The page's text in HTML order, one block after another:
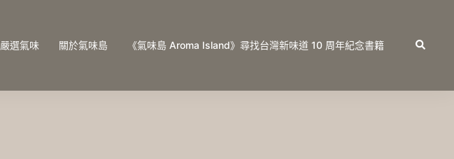
嚴選氣味 關於氣味島 《氣味島 Aroma Island》尋找台灣新味道 10 周年紀念書籍 Search